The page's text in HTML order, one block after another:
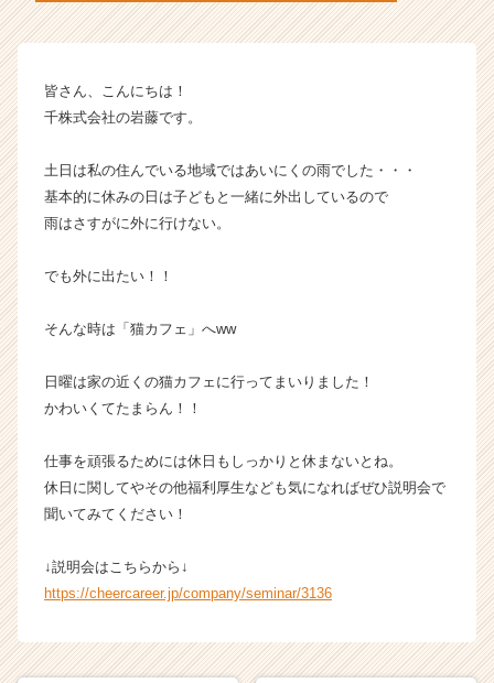
長
業
ら
ス
カ
く
活
サ
ト
ア
キ
リ
ア
皆さん、こんにちは！
千株式会社の岩藤です。
土日は私の住んでいる地域ではあいにくの雨でした・・・
基本的に休みの日は子どもと一緒に外出しているので
雨はさすがに外に行けない。
でも外に出たい！！
そんな時は「猫カフェ」へww
日曜は家の近くの猫カフェに行ってまいりました！
かわいくてたまらん！！
仕事を頑張るためには休日もしっかりと休まないとね。
休日に関してやその他福利厚生なども気になればぜひ説明会で
聞いてみてください！
↓説明会はこちらから↓
https://cheercareer.jp/company/seminar/3136